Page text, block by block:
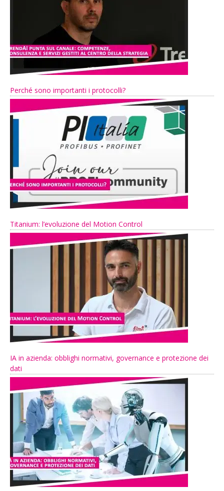
Perché sono importanti i protocolli?
Titanium: l’evoluzione del Motion Control
IA in azienda: obblighi normativi, governance e protezione dei
dati